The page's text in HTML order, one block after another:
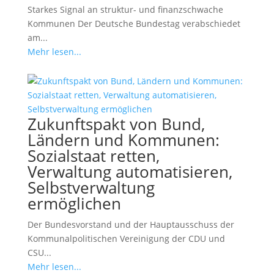
Starkes Signal an struktur- und finanzschwache
Kommunen Der Deutsche Bundestag verabschiedet
am...
Mehr lesen...
Zukunftspakt von Bund,
Ländern und Kommunen:
Sozialstaat retten,
Verwaltung automatisieren,
Selbstverwaltung
ermöglichen
Der Bundesvorstand und der Hauptausschuss der
Kommunalpolitischen Vereinigung der CDU und
CSU...
Mehr lesen...